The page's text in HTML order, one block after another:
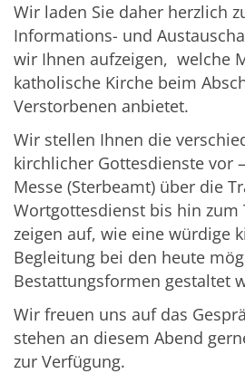
Wir laden Sie daher herzlich
Informations- und
wir Ihnen aufzeigen, welche
katholische Kirche beim
Verstorbenen anbietet.
Wir stellen Ihnen die
kirchlicher Gottesdienste vor
Messe (Sterbeamt) über die
Wortgottesdienst bis hin zum
zeigen auf, wie eine würdige
Begleitung bei den heute
Bestattungsformen gestaltet
Wir freuen uns auf das
stehen an diesem Abend
zur Verfügung.